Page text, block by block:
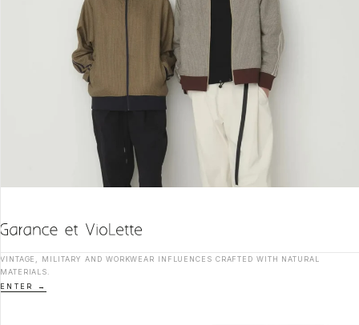
VINTAGE, MILITARY AND WORKWEAR INFLUENCES CRAFTED WITH NATURAL
MATERIALS.
ENTER